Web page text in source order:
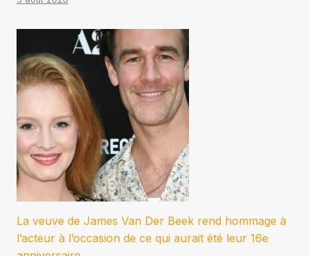
La veuve de James Van Der Beek rend hommage à
l’acteur à l’occasion de ce qui aurait été leur 16e